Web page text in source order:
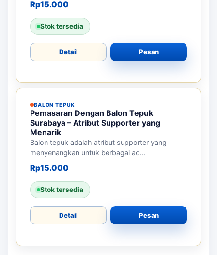
BALON TEPUK
Pemasaran dengan Balon Tepuk
Trenggalek – Ciptakan Atmosfer Event
yang Meriah
Balon tepuk adalah alat promosi yang
15.000